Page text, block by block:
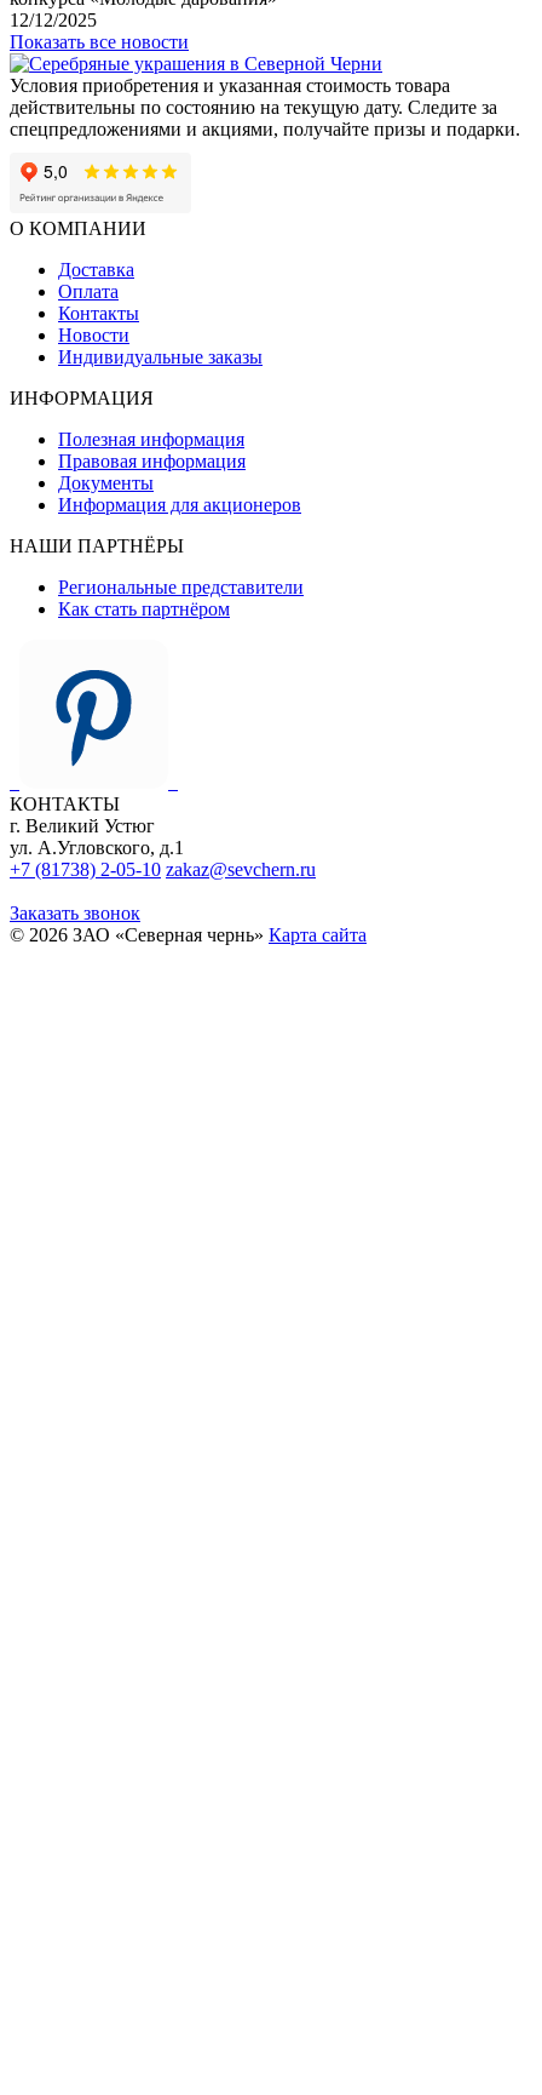
12/12/2025
Показать все новости
Условия приобретения и указанная стоимость товара
действительны по состоянию на текущую дату. Следите за
спецпредложениями и акциями, получайте призы и подарки.
О КОМПАНИИ
Доставка
Оплата
Контакты
Новости
Индивидуальные заказы
ИНФОРМАЦИЯ
Полезная информация
Правовая информация
Документы
Информация для акционеров
НАШИ ПАРТНЁРЫ
Региональные представители
Как стать партнёром
КОНТАКТЫ
г. Великий Устюг
ул. А.Угловского, д.1
+7 (81738) 2-05-10 zakaz@sevchern.ru
Заказать звонок
© 2026 ЗАО «Северная чернь» Карта сайта